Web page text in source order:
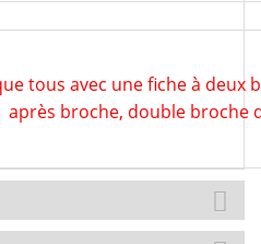
tous avec une fiche à
après broche, double broche